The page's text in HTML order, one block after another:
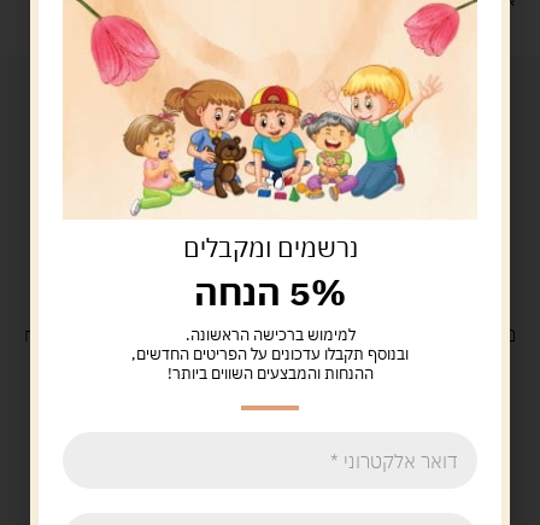
משלוח בקנייה מעל 329 ש"ח משלוח עם
נרשמים ומקבלים
5% הנחה
למימוש ברכישה הראשונה.
ובנוסף תקבלו עדכונים על הפריטים החדשים,
ההנחות והמבצעים השווים ביותר!